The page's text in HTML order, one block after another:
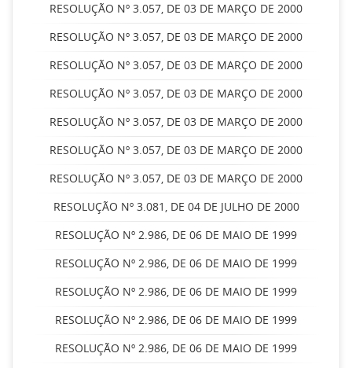
RESOLUÇÃO Nº 3.057, DE 03 DE MARÇO DE 2000
RESOLUÇÃO Nº 3.057, DE 03 DE MARÇO DE 2000
RESOLUÇÃO Nº 3.057, DE 03 DE MARÇO DE 2000
RESOLUÇÃO Nº 3.057, DE 03 DE MARÇO DE 2000
RESOLUÇÃO Nº 3.057, DE 03 DE MARÇO DE 2000
RESOLUÇÃO Nº 3.057, DE 03 DE MARÇO DE 2000
RESOLUÇÃO Nº 3.057, DE 03 DE MARÇO DE 2000
RESOLUÇÃO Nº 3.081, DE 04 DE JULHO DE 2000
RESOLUÇÃO Nº 2.986, DE 06 DE MAIO DE 1999
RESOLUÇÃO Nº 2.986, DE 06 DE MAIO DE 1999
RESOLUÇÃO Nº 2.986, DE 06 DE MAIO DE 1999
RESOLUÇÃO Nº 2.986, DE 06 DE MAIO DE 1999
RESOLUÇÃO Nº 2.986, DE 06 DE MAIO DE 1999